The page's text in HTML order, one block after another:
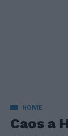
HOME
Caos a